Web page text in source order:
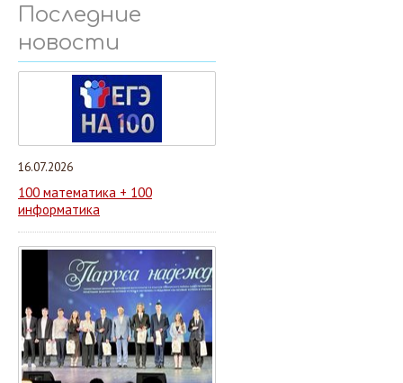
Последние
новости
16.07.2026
100 математика + 100
информатика